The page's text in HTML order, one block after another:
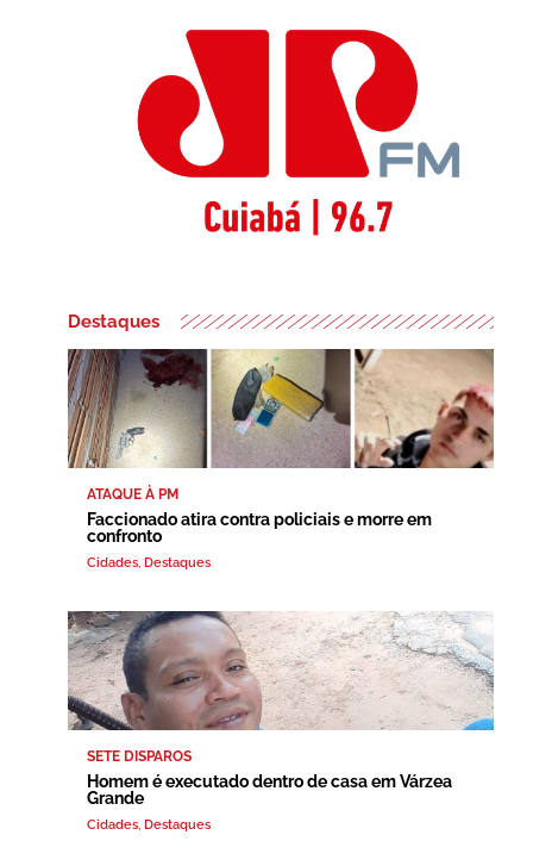
Destaques
ATAQUE À PM
Faccionado atira contra policiais e morre em
confronto
Cidades, Destaques
SETE DISPAROS
Homem é executado dentro de casa em Várzea
Grande
Cidades, Destaques